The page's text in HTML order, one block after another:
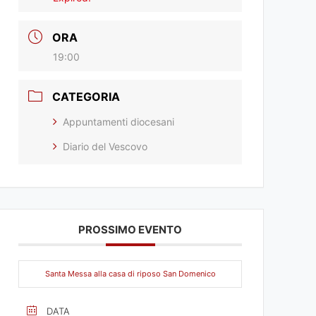
ORA
19:00
CATEGORIA
Appuntamenti diocesani
Diario del Vescovo
PROSSIMO EVENTO
Santa Messa alla casa di riposo San Domenico
DATA